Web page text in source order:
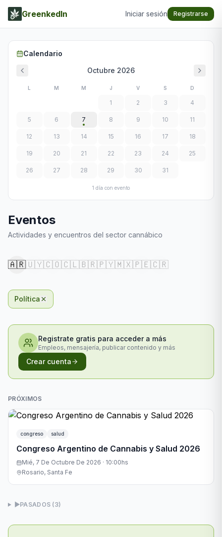
GreenkedIn Iniciar sesión Registrarse
Eventos
Actividades y encuentros del sector cannábico
🇦🇷🇺🇾🇨🇴🇨🇱🇧🇷🇵🇾🇲🇽🇵🇪🇨🇷
Política
Registrate gratis para acceder a más
Empleos, mensajería, publicar contenido y más
Crear cuenta
PRÓXIMOS
congreso salud
Congreso Argentino de Cannabis y Salud 2026
Mié, 7 De Octubre De 2026 · 10:00hs
Rosario, Santa Fe
▶PASADOS (3)
Calendario
Octubre 2026
L M M J V S D
1 2 3 4
5 6 7 8 9 10 11
12 13 14 15 16 17 18
19 20 21 22 23 24 25
26 27 28 29 30 31
1 día con evento